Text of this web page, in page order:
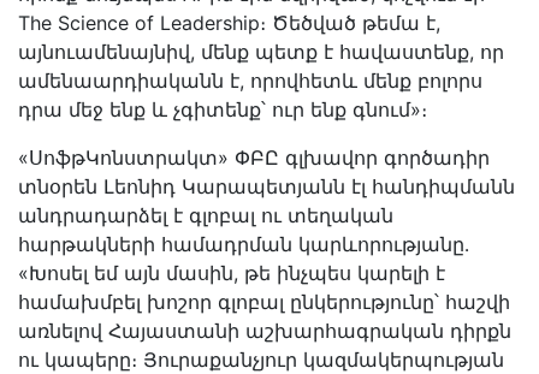
The Science of Leadership։ Ծեծված թեմա է,
այնուամենայնիվ, մենք պետք է հավաստենք, որ
ամենաարդիականն է, որովհետև մենք բոլորս
դրա մեջ ենք և չգիտենք՝ ուր ենք գնում»։
«ՍոֆթԿոնստրակտ» ՓԲԸ գլխավոր գործադիր
տնօրեն Լեոնիդ Կարապետյանն էլ հանդիպմանն
անդրադարձել է գլոբալ ու տեղական
հարթակների համադրման կարևորությանը․
«Խոսել եմ այն մասին, թե ինչպես կարելի է
համախմբել խոշոր գլոբալ ընկերությունը՝ հաշվի
առնելով Հայաստանի աշխարհագրական դիրքն
ու կապերը։ Յուրաքանչյուր կազմակերպության